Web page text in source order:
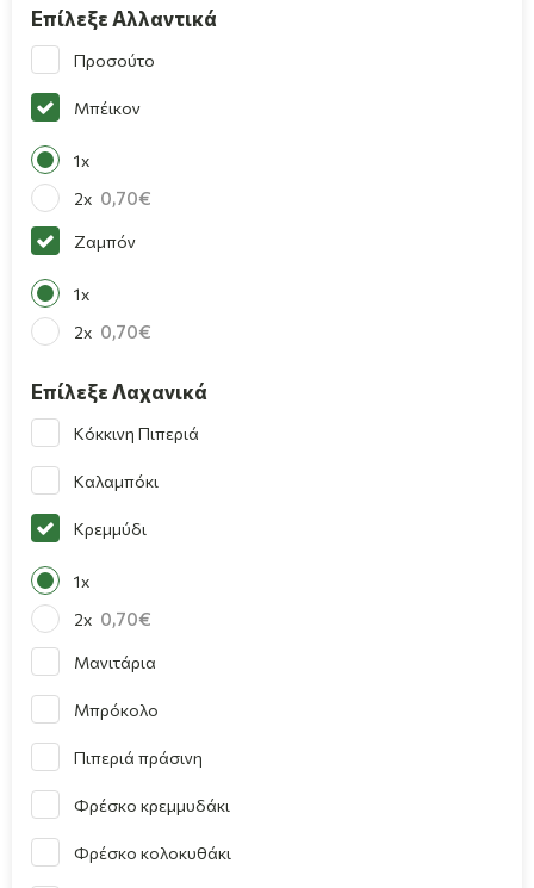
Επίλεξε Αλλαντικά
Προσούτο
Μπέικον
1x
2x 0,70
Ζαμπόν
1x
2x 0,70
Επίλεξε Λαχανικά
Κόκκινη Πιπεριά
Καλαμπόκι
Κρεμμύδι
1x
2x 0,70
Μανιτάρια
Μπρόκολο
Πιπεριά πράσινη
Φρέσκο κρεμμυδάκι
Φρέσκο κολοκυθάκι